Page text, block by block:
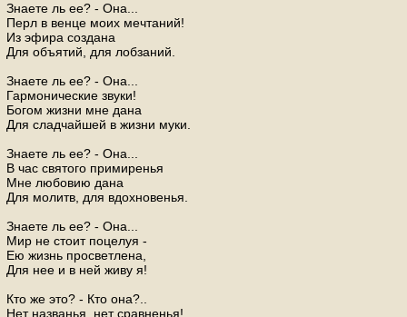
Знаете ль ее? - Она...
Перл в венце моих мечтаний!
Из эфира создана
Для объятий, для лобзаний.
Знаете ль ее? - Она...
Гармонические звуки!
Богом жизни мне дана
Для сладчайшей в жизни муки.
Знаете ль ее? - Она...
В час святого примиренья
Мне любовию дана
Для молитв, для вдохновенья.
Знаете ль ее? - Она...
Мир не стоит поцелуя -
Ею жизнь просветлена,
Для нее и в ней живу я!
Кто же это? - Кто она?..
Нет названья, нет сравненья!